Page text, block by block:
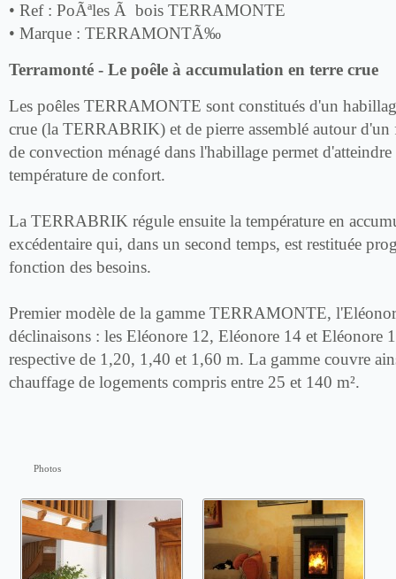
• Ref : PoÃªles Ã bois TERRAMONTE
• Marque : TERRAMONTÃ‰
Terramonté - Le poêle à accumulation en terre crue
Les poêles TERRAMONTE sont constitués d'un
crue (la TERRABRIK) et de pierre assemblé autour
de convection ménagé dans l'habillage permet
température de confort.
La TERRABRIK régule ensuite la température en
excédentaire qui, dans un second temps, est restituée
fonction des besoins.
Premier modèle de la gamme TERRAMONTE,
déclinaisons : les Eléonore 12, Eléonore 14 et Eléonore
respective de 1,20, 1,40 et 1,60 m. La gamme couvre
chauffage de logements compris entre 25 et 140 m².
Photos